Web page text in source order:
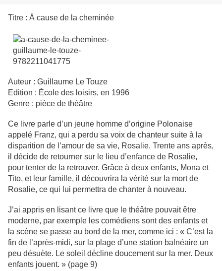
Titre : À cause de la cheminée
Auteur : Guillaume Le Touze
Edition : École des loisirs, en 1996
Genre : pièce de théâtre
Ce livre parle d’un jeune homme d’origine Polonaise
appelé Franz, qui a perdu sa voix de chanteur suite à la
disparition de l’amour de sa vie, Rosalie. Trente ans après,
il décide de retourner sur le lieu d’enfance de Rosalie,
pour tenter de la retrouver. Grâce à deux enfants, Mona et
Tito, et leur famille, il découvrira la vérité sur la mort de
Rosalie, ce qui lui permettra de chanter à nouveau.
J’ai appris en lisant ce livre que le théâtre pouvait être
moderne, par exemple les comédiens sont des enfants et
la scène se passe au bord de la mer, comme ici : « C’est la
fin de l’après-midi, sur la plage d’une station balnéaire un
peu désuète. Le soleil décline doucement sur la mer. Deux
enfants jouent. » (page 9)